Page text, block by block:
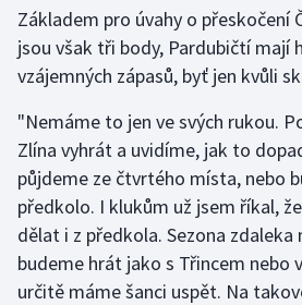
Základem pro úvahy o přeskočení
jsou však tři body, Pardubičtí mají
vzájemných zápasů, byť jen kvůli
"Nemáme to jen ve svých rukou.
Zlína vyhrát a uvidíme, jak to
půjdeme ze čtvrtého místa, nebo
předkolo. I klukům už jsem říkal,
dělat i z předkola. Sezona zdaleka
budeme hrát jako s Třincem nebo
určitě máme šanci uspět. Na